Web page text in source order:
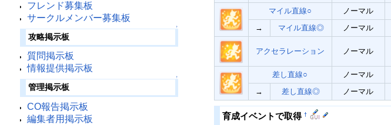
フレンド募集板
サークルメンバー募集板
↑
攻略掲示板
質問掲示板
情報提供掲示板
↑
管理掲示板
CO報告掲示板
編集者用掲示板
マイル直線○ ノーマル
→
マイル直線◎ ノーマル
アクセラレーション ノーマル
差し直線○ ノーマル
→
差し直線◎ ノーマル
育成イベントで取得†